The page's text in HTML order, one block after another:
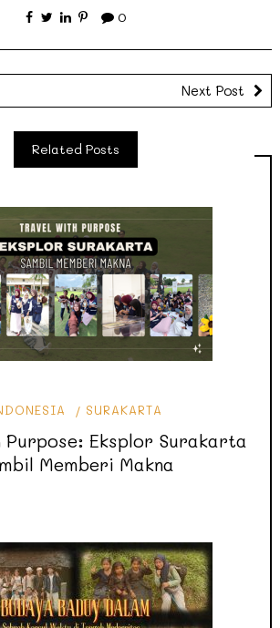
0
Next Post
Related Posts
SURAKARTA
Eksplor Surakarta
Memberi Makna